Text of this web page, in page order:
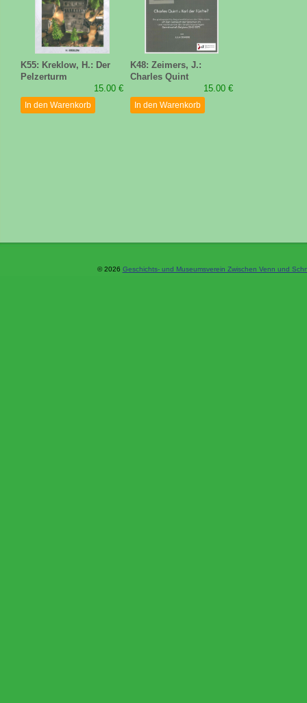
K55: Kreklow, H.: Der
Pelzerturm
15.00 €
In den Warenkorb
K48: Zeimers, J.:
Charles Quint
15.00 €
In den Warenkorb
© 2026 Geschichts- und Museumsverein Zwischen Venn und